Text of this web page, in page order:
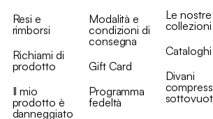
Resi e
rimborsi
Richiami di
prodotto
Il mio
prodotto è
danneggiato
Modalità e
condizioni di
consegna
Gift Card
Programma
fedeltà
Le nostre
collezioni
Cataloghi
Divani